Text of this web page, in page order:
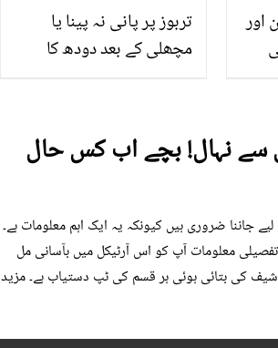
تربوز پر پانی نہ پینا یا
مچھلی کے بعد دودھ کا
حقیقت کیا ہے اور افواہ کیا؟
4 آسان اور
خوشی سے نہال! بچے اب کس حال
لیے جاننا ضروری ہیں کیونکہ یہ ایک اہم معلومات ہے۔
تفصیلی معلومات آپ کو اس آرٹیکل میں بآسانی مل
شیف کی بتائی ہوئی ہر قسم کی ٹپ دستیاب ہے۔ مزید